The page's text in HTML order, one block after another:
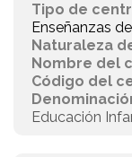
Tipo de
Enseñanzas
Naturaleza
Nombre del
Código del
Educación